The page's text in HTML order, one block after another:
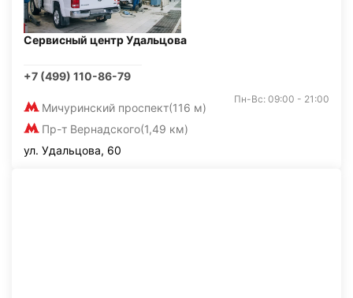
Сервисный центр Удальцова
+7 (499) 110-86-79
Мичуринский проспект(116 м)
Пр-т Вернадского(1,49 км)
Пн-Вс: 09:00 - 21:00
ул. Удальцова, 60